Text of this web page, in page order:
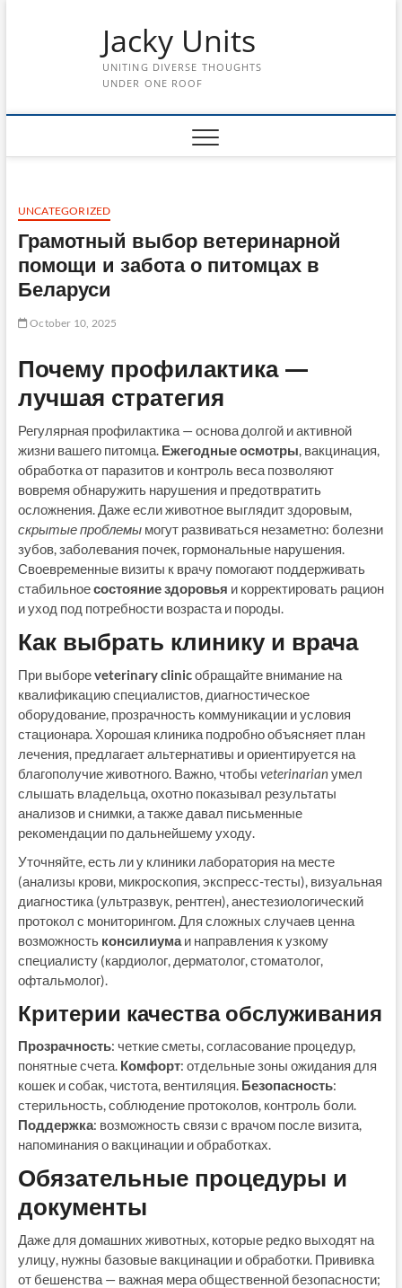
Jacky Units
UNITING DIVERSE THOUGHTS
UNDER ONE ROOF
UNCATEGORIZED
Грамотный выбор ветеринарной
помощи и забота о питомцах в
Беларуси
October 10, 2025
Почему профилактика —
лучшая стратегия
Регулярная профилактика — основа долгой и активной
жизни вашего питомца. Ежегодные осмотры, вакцинация,
обработка от паразитов и контроль веса позволяют
вовремя обнаружить нарушения и предотвратить
осложнения. Даже если животное выглядит здоровым,
скрытые проблемымогут развиваться незаметно: болезни
зубов, заболевания почек, гормональные нарушения.
Своевременные визиты к врачу помогают поддерживать
стабильноесостояние здоровья и корректировать рацион
и уход под потребности возраста и породы.
Как выбрать клинику и врача
При выбореveterinary clinicобращайте внимание на
квалификацию специалистов, диагностическое
оборудование, прозрачность коммуникации и условия
стационара. Хорошая клиника подробно объясняет план
лечения, предлагает альтернативы и ориентируется на
благополучие животного. Важно, чтобы veterinarianумел
слышать владельца, охотно показывал результаты
анализов и снимки, а также давал письменные
рекомендации по дальнейшему уходу.
Уточняйте, есть ли у клиники лаборатория на месте
(анализы крови, микроскопия, экспресс-тесты), визуальная
диагностика (ультразвук, рентген), анестезиологический
протокол с мониторингом. Для сложных случаев ценна
возможность консилиумаи направления к узкому
специалисту (кардиолог, дерматолог, стоматолог,
офтальмолог).
Критерии качества обслуживания
Прозрачность: четкие сметы, согласование процедур,
понятные счета. Комфорт: отдельные зоны ожидания для
кошек и собак, чистота, вентиляция. Безопасность:
стерильность, соблюдение протоколов, контроль боли.
Поддержка: возможность связи с врачом после визита,
напоминания о вакцинации и обработках.
Обязательные процедуры и
документы
Даже для домашних животных, которые редко выходят на
улицу, нужны базовые вакцинации и обработки. Прививка
от бешенства — важная мера общественной безопасности;